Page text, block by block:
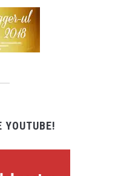
YOUTUBE!